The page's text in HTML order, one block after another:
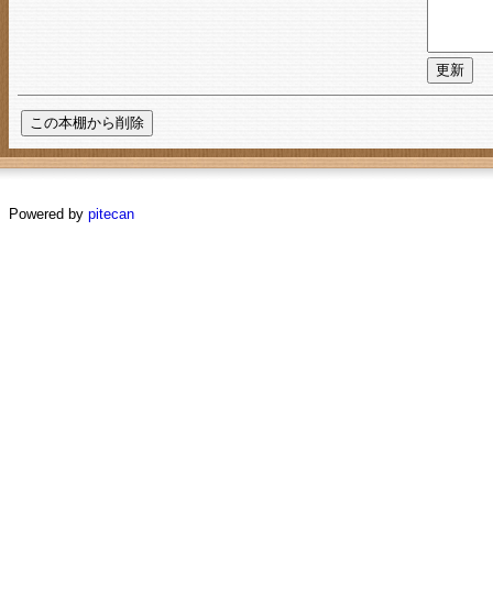
Powered by pitecan